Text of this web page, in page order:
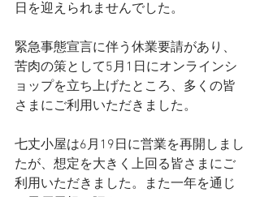
日を迎えられませんでした。
緊急事態宣言に伴う休業要請があり、
苦肉の策として5月1日にオンラインシ
ョップを立ち上げたところ、多くの皆
さまにご利用いただきました。
七丈小屋は6月19日に営業を再開しまし
たが、想定を大きく上回る皆さまにご
利用いただきました。また一年を通じ